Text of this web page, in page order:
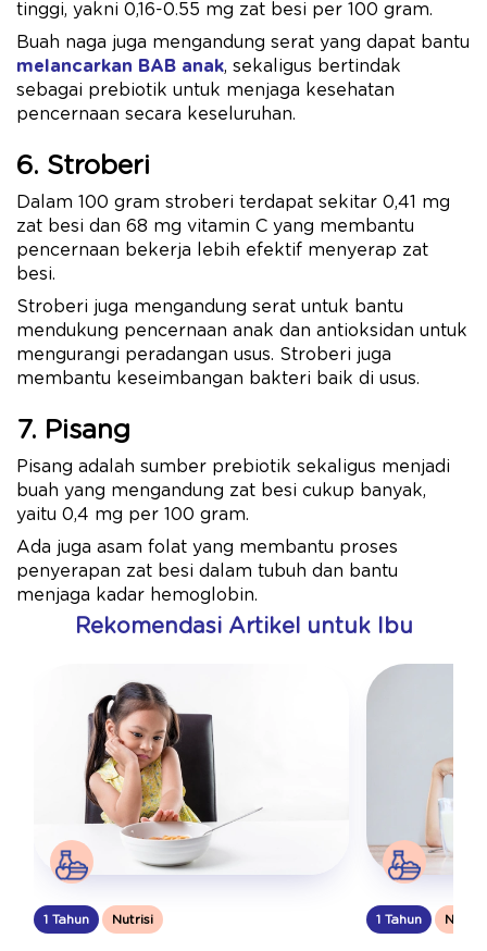
tinggi, yakni 0,16-0.55 mg zat besi per 100 gram.
Buah naga juga mengandung serat yang dapat bantu
melancarkan BAB anak, sekaligus bertindak
sebagai prebiotik untuk menjaga kesehatan
pencernaan secara keseluruhan.
6. Stroberi
Dalam 100 gram stroberi terdapat sekitar 0,41 mg
zat besi dan 68 mg vitamin C yang membantu
pencernaan bekerja lebih efektif menyerap zat
besi.
Stroberi juga mengandung serat untuk bantu
mendukung pencernaan anak dan antioksidan untuk
mengurangi peradangan usus. Stroberi juga
membantu keseimbangan bakteri baik di usus.
7. Pisang
Pisang adalah sumber prebiotik sekaligus menjadi
buah yang mengandung zat besi cukup banyak,
yaitu 0,4 mg per 100 gram.
Ada juga asam folat yang membantu proses
penyerapan zat besi dalam tubuh dan bantu
menjaga kadar hemoglobin.
Rekomendasi Artikel untuk Ibu
1 Tahun Nutrisi 1 Tahun Nutrisi